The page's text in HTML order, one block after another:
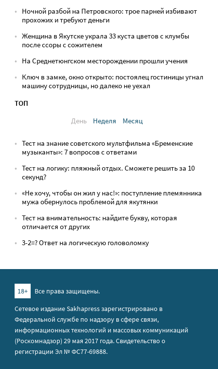
Ночной разбой на Петровского: трое парней избивают
прохожих и требуют деньги
Женщина в Якутске украла 33 куста цветов с клумбы
после ссоры с сожителем
На Среднетюнгском месторождении прошли учения
Ключ в замке, окно открыто: постоялец гостиницы угнал
машину сотрудницы, но далеко не уехал
ТОП
День
Неделя Месяц
Тест на знание советского мультфильма «Бременские
музыканты»: 7 вопросов с ответами
Тест на логику: пляжный отдых. Сможете решить за 10
секунд?
«Не хочу, чтобы он жил у нас!»: поступление племянника
мужа обернулось проблемой для якутянки
Тест на внимательность: найдите букву, которая
отличается от других
3-2=? Ответ на логическую головоломку
18+
Все права защищены.
Сетевое издание Sakhapress зарегистрировано в
Федеральной службе по надзору в сфере связи,
информационных технологий и массовых коммуникаций
(Роскомнадзор) 29 мая 2017 года. Свидетельство о
регистрации Эл № ФС77-69888.